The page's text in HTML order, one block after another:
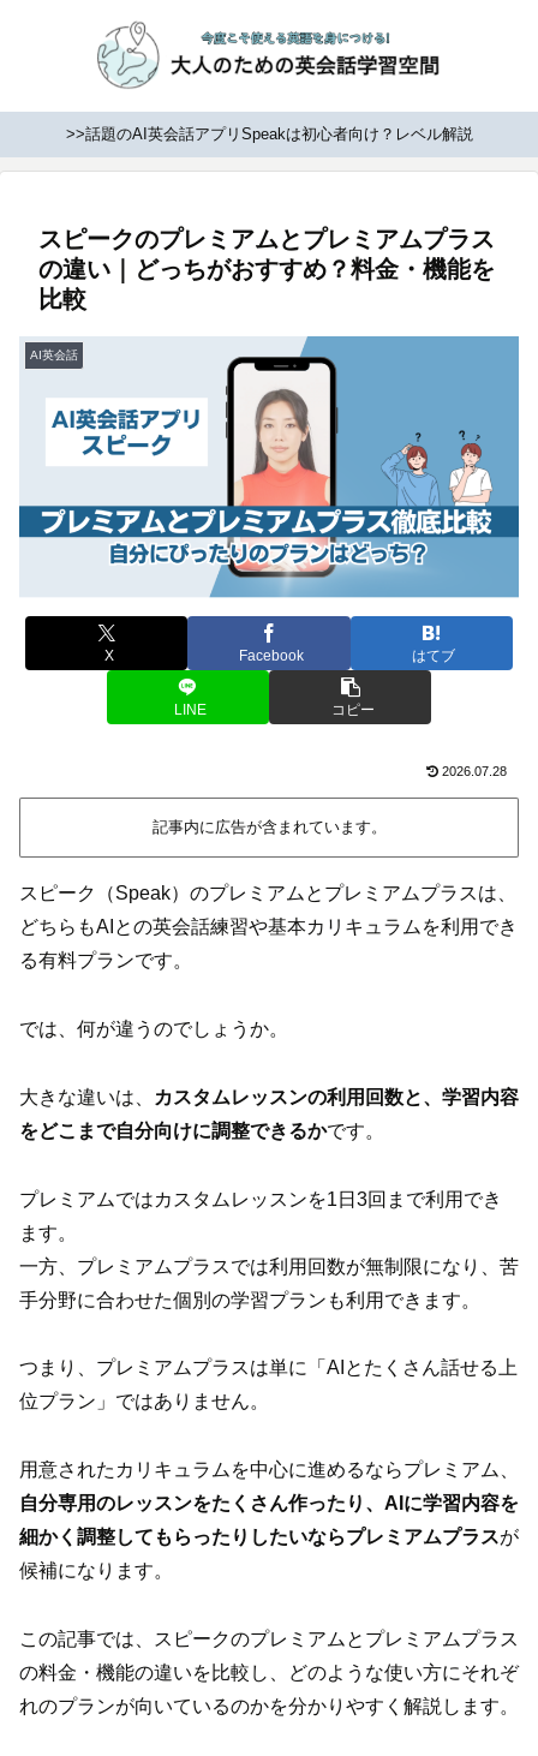
>>話題のAI英会話アプリSpeakは初心者向け？レベル解説
スピークのプレミアムとプレミアムプラス
の違い｜どっちがおすすめ？料金・機能を
比較
AI英会話
X Facebook はてブ
LINE コピー
2026.07.28
記事内に広告が含まれています。
スピーク（Speak）のプレミアムとプレミアムプラスは、
どちらもAIとの英会話練習や基本カリキュラムを利用でき
る有料プランです。
では、何が違うのでしょうか。
大きな違いは、
カスタムレッスンの利用回数と、学習内容
をどこまで自分向けに調整できるかです。
プレミアムではカスタムレッスンを1日3回まで利用でき
ます。
一方、プレミアムプラスでは利用回数が無制限になり、苦
手分野に合わせた個別の学習プランも利用できます。
つまり、プレミアムプラスは単に「AIとたくさん話せる上
位プラン」ではありません。
用意されたカリキュラムを中心に進めるならプレミアム、
自分専用のレッスンをたくさん作ったり、AIに学習内容を
細かく調整してもらったりしたいならプレミアムプラスが
候補になります。
この記事では、スピークのプレミアムとプレミアムプラス
の料金・機能の違いを比較し、どのような使い方にそれぞ
れのプランが向いているのかを分かりやすく解説します。